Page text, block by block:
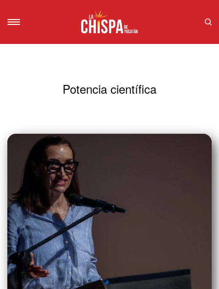
Potencia científica